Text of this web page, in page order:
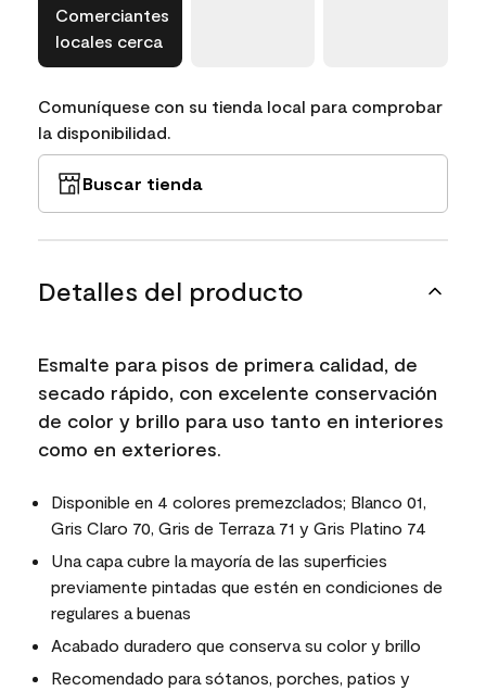
Comerciantes
locales cerca
Comuníquese con su tienda local para comprobar
la disponibilidad.
Buscar tienda
Detalles del producto
Esmalte para pisos de primera calidad, de
secado rápido, con excelente conservación
de color y brillo para uso tanto en interiores
como en exteriores.
Disponible en 4 colores premezclados; Blanco 01,
Gris Claro 70, Gris de Terraza 71 y Gris Platino 74
Una capa cubre la mayoría de las superficies
previamente pintadas que estén en condiciones de
regulares a buenas
Acabado duradero que conserva su color y brillo
Recomendado para sótanos, porches, patios y